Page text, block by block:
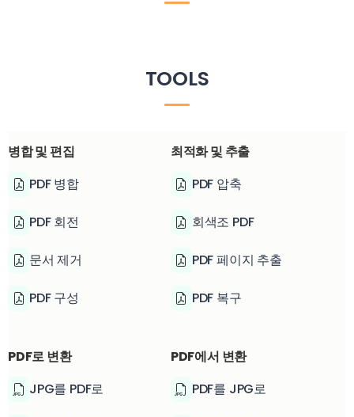
TOOLS
병합 및 편집
PDF 병합
PDF 회전
문서 제거
PDF 구성
최적화 및 추출
PDF 압축
회색조 PDF
PDF 페이지 추출
PDF 복구
PDF로 변환
JPG를 PDF로
PDF에서 변환
PDF를 JPG로